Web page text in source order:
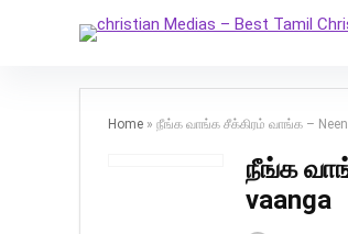
Home » நீங்க வாங்க சீக்கிரம் வாங்க –
நீங்க
vaanga